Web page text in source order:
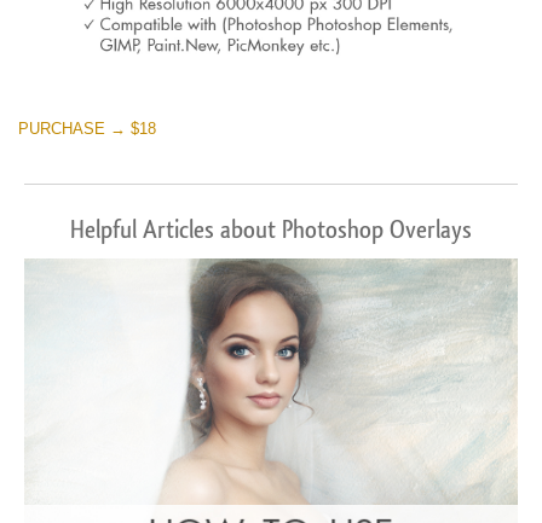
PURCHASE → $18
Helpful Articles about Photoshop Overlays